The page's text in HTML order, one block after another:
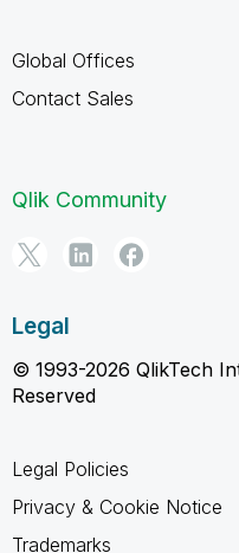
Global Offices
Contact Sales
Qlik Community
Legal
© 1993-2026 QlikTech
Reserved
Legal Policies
Privacy & Cookie Notice
Trademarks